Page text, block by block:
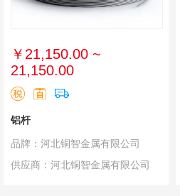
￥21,150.00 ~
21,150.00
铝杆
品牌：河北铜智金属有限公司
供应商：河北铜智金属有限公司